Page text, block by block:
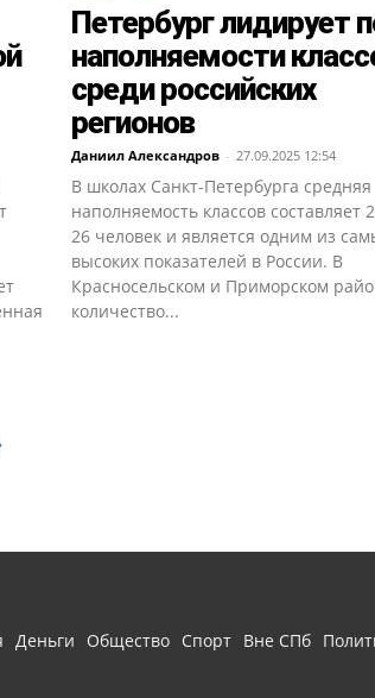
Петербург лидирует
наполняемости
среди российских
регионов
Даниил Александров - 27.09.2025 12:54
В школах Санкт-Петербурга средняя
наполняемость классов составляет
26 человек и является одним из
высоких показателей в России. В
Красносельском и Приморском
количество...
Деньги Общество Спорт Вне СПб